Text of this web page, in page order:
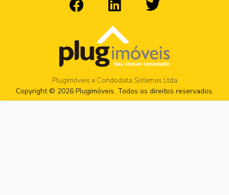
Plugimóveis e Condodata Sistemas Ltda
Copyright © 2026 Plugimóveis. Todos os direitos reservados.